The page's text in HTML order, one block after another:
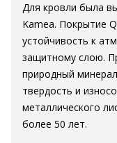
Для кровли была
Kamea. Покрытие
устойчивость к
защитному слою.
природный
твердость и
металлического
более 50 лет.